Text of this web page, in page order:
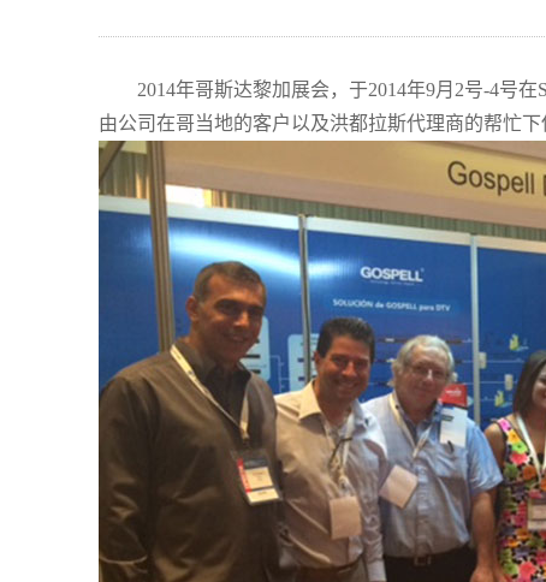
2014年哥斯达黎加展会，于2014年9月2号-4号
由公司在哥当地的客户以及洪都拉斯代理商的帮忙